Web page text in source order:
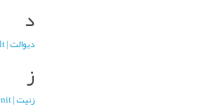
د
دیوالت | Dewalt
ز
زنیت | Zenit